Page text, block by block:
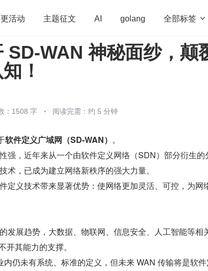
更活动 主题征文 AI golang 全部标签 
算法 学习方法 Web3.0 高
运维
SD-WAN 神秘面纱，颠
！
：1508 字 阅读完需：约 5 分钟
软件定义广域网（SD-WAN） 。
强，近年来从一个由软件定义网络（SDN）部分衍生的
术，已成为建立网络新秩序的强大力量。
定义技术带来显著优势：使网络更加灵活、可控，为网
发展趋势，大数据、物联网、信息安全、人工智能等相
其能力的支撑。
仍未有系统、标准的定义，但未来 WAN 传输将是软